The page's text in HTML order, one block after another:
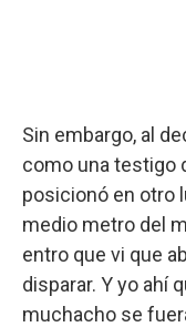
Sin embargo, al
como una testigo
posicionó en otro
medio metro del
entro que vi que
disparar. Y yo ahí
muchacho se